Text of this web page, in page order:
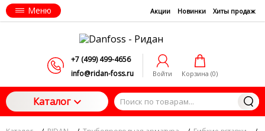
Меню Акции Новинки Хиты продаж
+7 (499) 499-4656
info@ridan-foss.ru
Войти Корзина (0)
Каталог